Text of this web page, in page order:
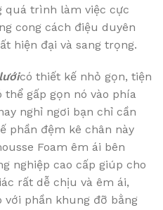
quá trình làm việc cực
cong cách điệu duyên
hiện đại và sang trọng.
có thiết kế nhỏ gọn, tiện
gấp gọn nó vào phía
nghỉ ngơi bạn chỉ cần
phần đệm kê chân này
Foam êm ái bên
nghiệp cao cấp giúp cho
rất dễ chịu và êm ái,
với phần khung đỡ bằng